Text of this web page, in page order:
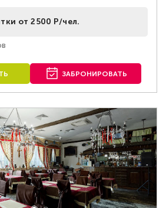
от 2500 Р/чел.
ЗАБРОНИРОВАТЬ